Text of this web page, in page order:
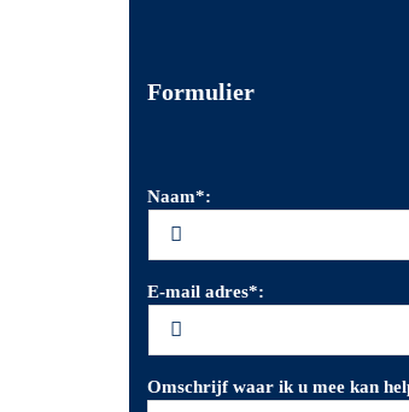
Formulier
Naam*:
E-mail adres*:
Omschrijf waar ik u mee kan